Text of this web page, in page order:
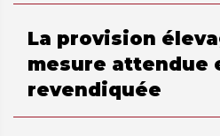
La provision
mesure attendue
revendiquée